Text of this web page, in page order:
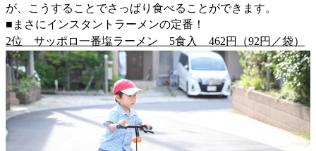
が、こうすることでさっぱり食べることができます。
■まさにインスタントラーメンの定番！
2位 サッポロ一番塩ラーメン 5食入 462円（92円／袋）